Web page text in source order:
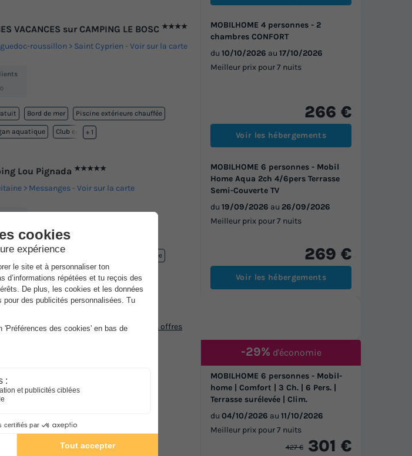
VACANCES sur CAMPING LE BOSC ★★★★
roussillon Saint Cyprien -Voir sur la carte
Bord de mer Piscine extérieure chauffée
aquatique Club enfant
+ 1
MOBILHOME 4 personnes - 2
chambres CONFORT
du 10/10/2026 au 17/10/2026
Meilleur prix pour 7 nuits
266 €
Voir les hébergements
Lou Pignada ★★★★★
Messanges -Voir sur la carte
Bord de mer Piscine extérieure chauffée
intérieure chauffée Toboggan aquatique
+ 6
MOBILHOME 6 personnes - Mobil
Home Aqua 2ch 4/6pers Terrasse
Semi-Couverte TV
du 19/09/2026 au 26/09/2026
Meilleur prix pour 7 nuits
269 €
Voir les hébergements
Valado
MOBILHOME 6 personnes - Mobil-
home | Comfort | 3 Ch. | 6 Pers. |
Terrasse surélevée | Clim.
du 04/10/2026 au 11/10/2026
Meilleur prix pour 7 nuits
427 € 301 €
-29% d'économie
sans frais supplémentaire !Découvrez nos offres